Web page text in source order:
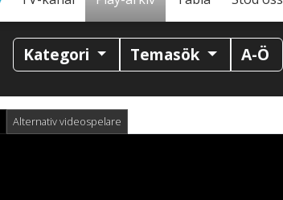
Kategori Temasök A-Ö
Alternativ videospelare